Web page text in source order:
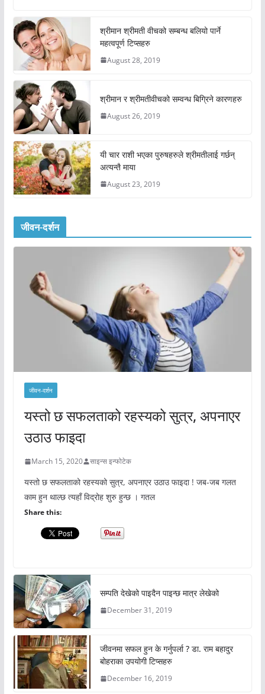
श्रीमान श्रीमती वीचको सम्बन्ध बलियो पार्ने
महत्वपूर्ण टिप्सहरु
August 28, 2019
श्रीमान र श्रीमतीवीचको सम्वन्ध बिग्रिने कारणहरु
August 26, 2019
यी चार राशी भएका पुरुषहरुले श्रीमतीलाई गर्छन्
अत्यन्तै माया
August 23, 2019
जीवन-दर्शन
जीवन-दर्शन
यस्तो छ सफलताको रहस्यको सुत्र, अपनाएर
उठाउ फाइदा
March 15, 2020 साइन्स इन्फोटेक
यस्तो छ सफलताको रहस्यको सुत्र, अपनाएर उठाउ फाइदा ! जब-जब गलत
काम हुन थाल्छ त्यहाँ विद्रोह शुरु हुन्छ । गतल
Share this:
सम्पति देखेको पाइदैन पाइन्छ मात्र लेखेको
December 31, 2019
जीवनमा सफल हुन के गर्नुपर्ला ? डा. राम बहादुर
बोहराका उपयोगी टिप्सहरु
December 16, 2019